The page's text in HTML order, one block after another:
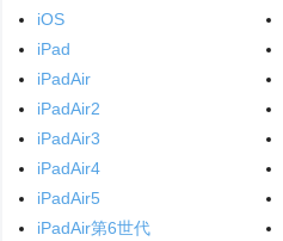
iOS
iPad
iPadAir
iPadAir2
iPadAir3
iPadAir4
iPadAir5
iPadAir第6世代